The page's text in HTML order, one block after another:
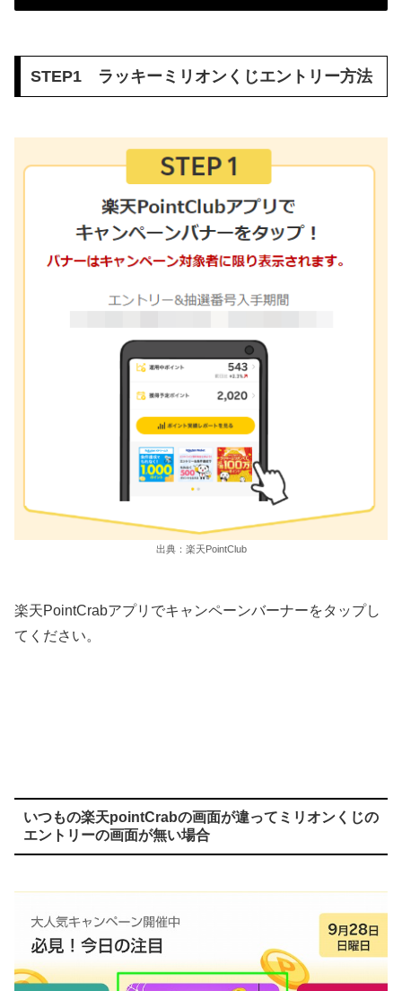
STEP1 ラッキーミリオンくじエントリー方法
出典：楽天PointClub
楽天PointCrabアプリでキャンペーンバーナーをタップし
てください。
いつもの楽天pointCrabの画面が違ってミリオンくじの
エントリーの画面が無い場合